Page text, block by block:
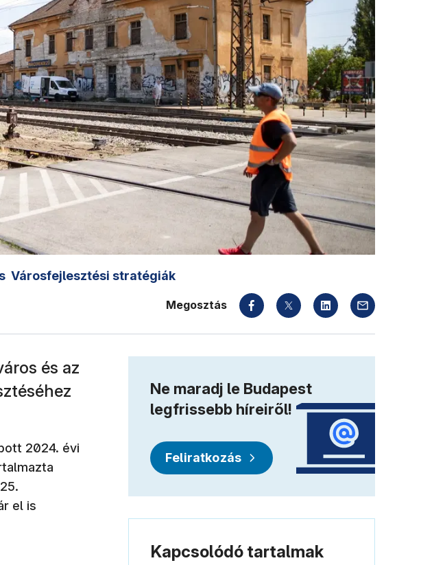
Városfejlesztési stratégiák
Megosztás
és az
2024. évi
el is
Ne maradj le Budapest
legfrissebb híreiről!
Feliratkozás
Kapcsolódó tartalmak